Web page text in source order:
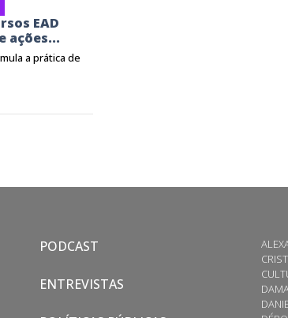
EAD
ações...
a prática de
PODCAST
ENTREVISTAS